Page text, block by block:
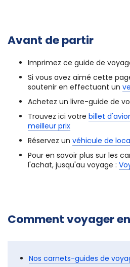
Climat sur la Coral Coast
Avant de partir
Imprimez ce guide de voyage
Si vous avez aimé cette
soutenir en effectuant un
Achetez un livre-guide de
Pour en savoir plus sur les